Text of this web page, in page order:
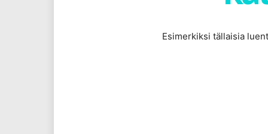
Esimerkiksi tällaisia